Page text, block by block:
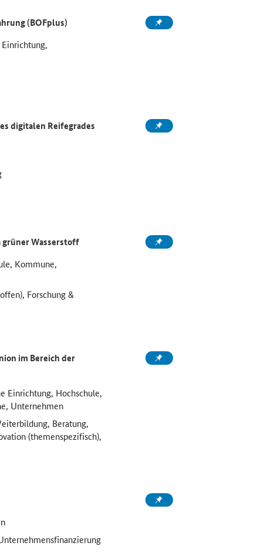
(BOFplus)
digitalen Reifegrades
Wasserstoff
Kommune,
Forschung &
im Bereich der
Einrichtung, Hochschule,
Unternehmen
Beratung,
(themenspezifisch),